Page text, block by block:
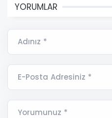
YORUMLAR
Adınız *
E-Posta Adresiniz *
Yorumunuz *